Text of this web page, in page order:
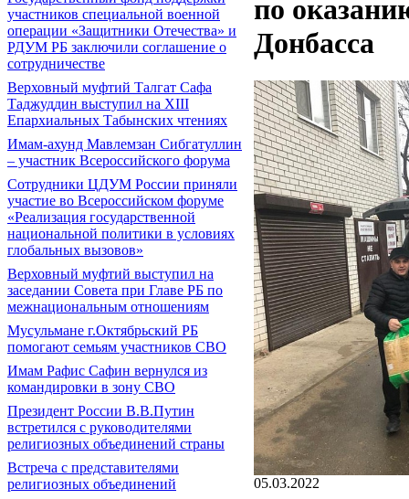
участников специальной военной
операции «Защитники Отечества» и
РДУМ РБ заключили соглашение о
сотрудничестве
Верховный муфтий Талгат Сафа
Таджуддин выступил на ХIII
Епархиальных Табынских чтениях
Имам-ахунд Мавлемзан Сибгатуллин
– участник Всероссийского форума
Сотрудники ЦДУМ России приняли
участие во Всероссийском форуме
«Реализация государственной
национальной политики в условиях
глобальных вызовов»
Верховный муфтий выступил на
заседании Совета при Главе РБ по
межнациональным отношениям
Мусульмане г.Октябрьский РБ
помогают семьям участников СВО
Имам Рафис Сафин вернулся из
командировки в зону СВО
Президент России В.В.Путин
встретился с руководителями
религиозных объединений страны
Встреча с представителями
религиозных объединений
по
Донбасса
05.03.2022